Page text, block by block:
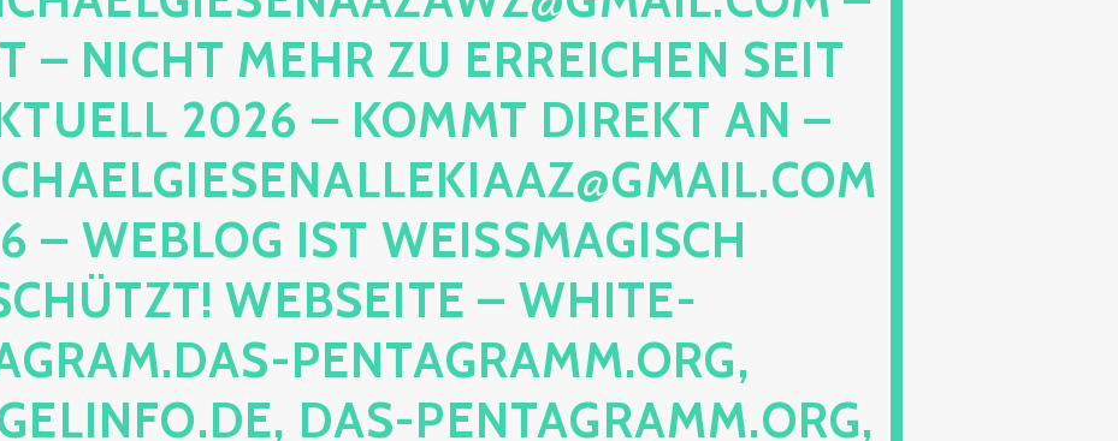
NICHT MEHR ZU ERREICHEN SEIT 2
2026 – KOMMT DIREKT AN – T
–
WEBLOG IST WEISSMAGISCH GE
WEBSEITE – WHITE-PE
PENTAGRAMM.ORG, SC
DAS-PENTAGRAMM.ORG, PE